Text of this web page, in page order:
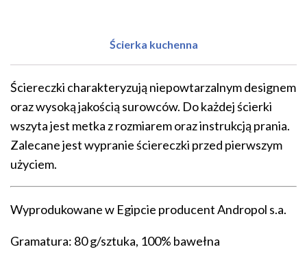
Ścierka kuchenna
Ściereczki charakteryzują niepowtarzalnym designem
oraz wysoką jakością surowców. Do każdej ścierki
wszyta jest metka z rozmiarem oraz instrukcją prania.
Zalecane jest wypranie ściereczki przed pierwszym
użyciem.
Wyprodukowane w Egipcie producent Andropol s.a.
Gramatura: 80 g/sztuka, 100% bawełna